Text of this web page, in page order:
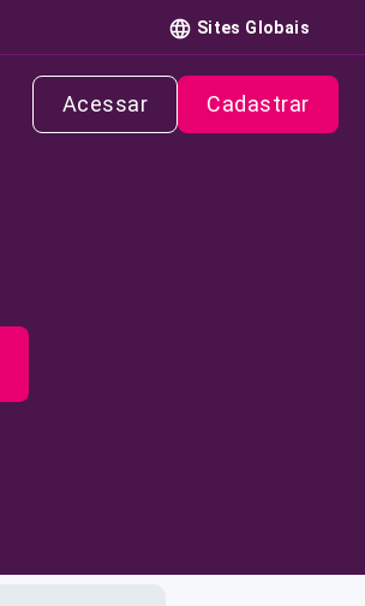
Sites Globais
Acessar Cadastrar